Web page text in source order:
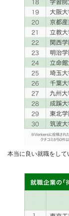
本当に良い就職をし